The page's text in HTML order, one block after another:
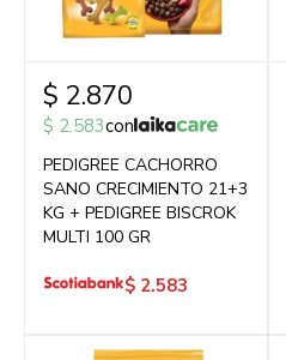
$ 2.870
$ 2.583con
PEDIGREE CACHORRO
SANO CRECIMIENTO 21+3
KG + PEDIGREE BISCROK
MULTI 100 GR
$ 2.583